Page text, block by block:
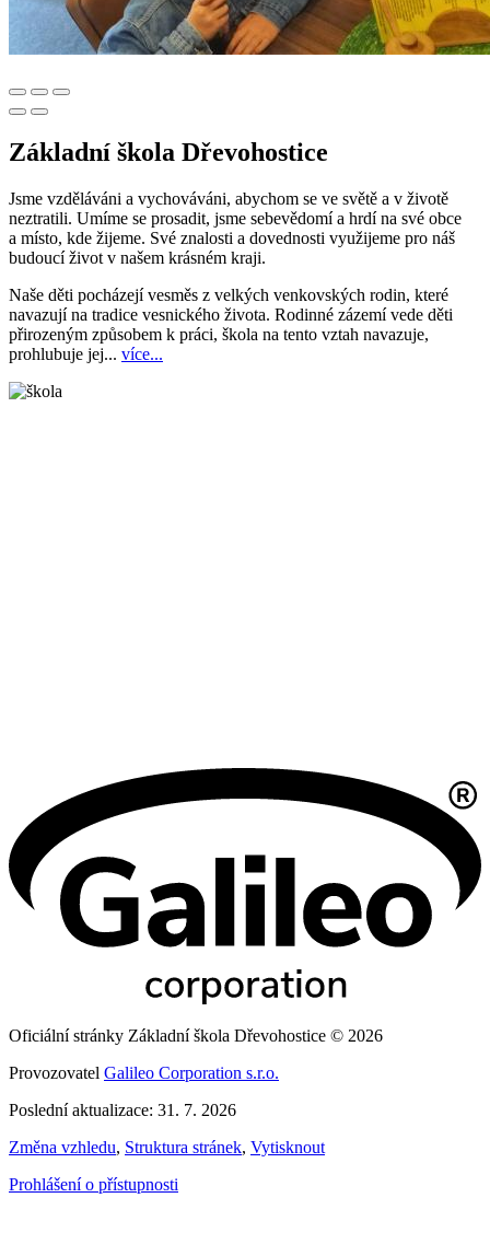
Základní škola Dřevohostice
Jsme vzděláváni a vychováváni, abychom se ve světě a v životě
neztratili. Umíme se prosadit, jsme sebevědomí a hrdí na své obce
a místo, kde žijeme. Své znalosti a dovednosti využijeme pro náš
budoucí život v našem krásném kraji.
Naše děti pocházejí vesměs z velkých venkovských rodin, které
navazují na tradice vesnického života. Rodinné zázemí vede děti
přirozeným způsobem k práci, škola na tento vztah navazuje,
prohlubuje jej... více...
Oficiální stránky Základní škola Dřevohostice © 2026
Provozovatel Galileo Corporation s.r.o.
Poslední aktualizace: 31. 7. 2026
Změna vzhledu, Struktura stránek, Vytisknout
Prohlášení o přístupnosti